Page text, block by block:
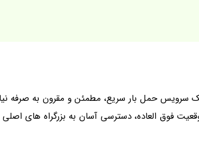
سرویس حمل بار سریع، مطمئن و مقرون‌ به صرفه
فوق العاده، دسترسی آسان به بزرگراه های اصلی